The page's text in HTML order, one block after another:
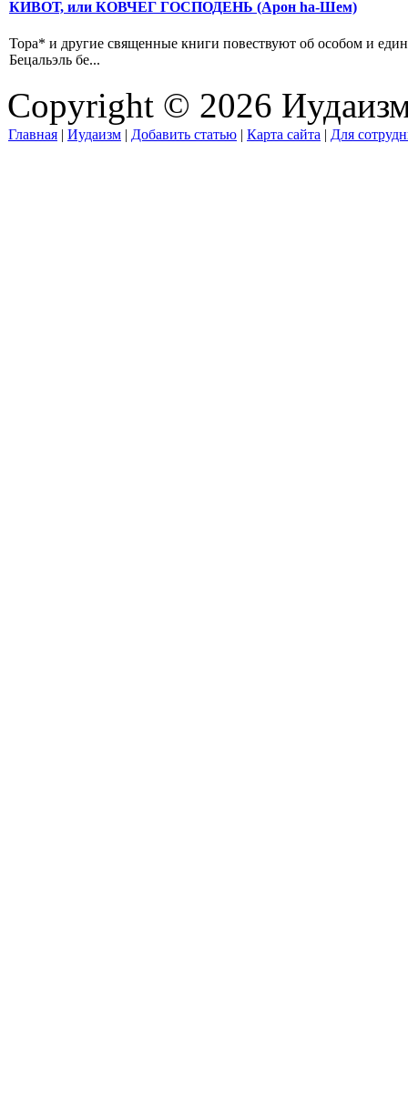
КИВОТ, или КОВЧЕГ ГОСПОДЕНЬ (Арон hа-Шем)
Тора* и другие священные книги повествуют об особом и
Бецальэль бе...
Copyright © 2026
Главная | Иудаизм | Добавить статью | Карта сайта | Для